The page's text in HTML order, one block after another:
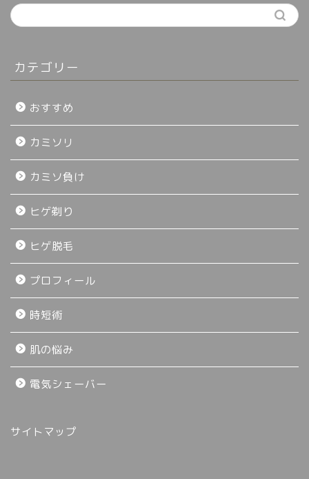
カテゴリー
おすすめ
カミソリ
カミソ負け
ヒゲ剃り
ヒゲ脱毛
プロフィール
時短術
肌の悩み
電気シェーバー
サイトマップ